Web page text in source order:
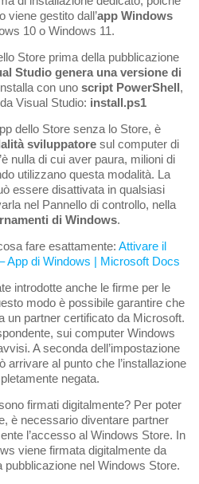
viene gestito dall’app Windows
10 o Windows 11.
Store prima della pubblicazione
Studio genera una versione di
con uno script PowerShell,
Visual Studio: install.ps1
dello Store senza lo Store, è
sviluppatore sul computer di
nulla di cui aver paura, milioni di
utilizzano questa modalità. La
essere disattivata in qualsiasi
nel Pannello di controllo, nella
di Windows.
fare esattamente: Attivare il
App di Windows | Microsoft Docs
introdotte anche le firme per le
modo è possibile garantire che
un partner certificato da Microsoft.
sui computer Windows
A seconda dell’impostazione
arrivare al punto che l’installazione
negata.
firmati digitalmente? Per poter
è necessario diventare partner
l’accesso al Windows Store. In
viene firmata digitalmente da
nel Windows Store.